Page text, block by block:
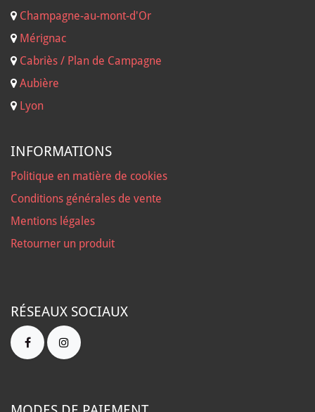
Champagne-au-mont-d'Or
Mérignac
Cabriès / Plan de Campagne
Aubière
Lyon
INFORMATIONS
Politique en matière de cookies
Conditions générales de vente
Mentions légales
Retourner un produit
RÉSEAUX SOCIAUX